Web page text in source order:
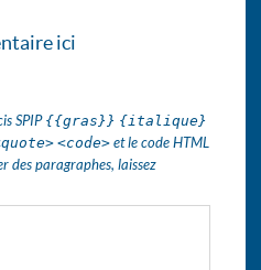
ici
SPIP {{gras}} {italique}
<code> et le code HTML
des paragraphes, laissez